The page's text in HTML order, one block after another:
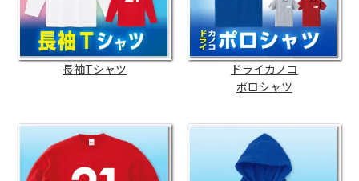
長袖Tシャツ
ドライカノコ
ポロシャツ